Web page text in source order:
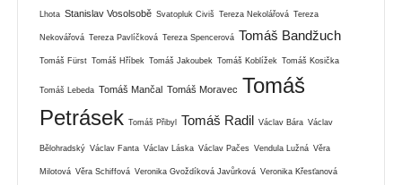
Lhota Stanislav Vosolsobě Svatopluk Civiš Tereza Nekolářová Tereza
Nekovářová Tereza Pavlíčková Tereza Spencerová Tomáš Bandžuch
Tomáš Fürst Tomáš Hříbek Tomáš Jakoubek Tomáš Koblížek Tomáš Kosička
Tomáš Lebeda Tomáš Mančal Tomáš Moravec Tomáš
Petrásek Tomáš Přibyl Tomáš Radil Václav Bára Václav
Bělohradský Václav Fanta Václav Láska Václav Pačes Vendula Lužná Věra
Milotová Věra Schiffová Veronika Gvoždíková Javůrková Veronika Křesťanová